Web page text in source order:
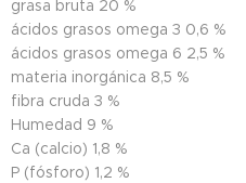
grasa bruta 20 %
ácidos grasos omega 3 0,6 %
ácidos grasos omega 6 2,5 %
materia inorgánica 8,5 %
fibra cruda 3 %
Humedad 9 %
Ca (calcio) 1,8 %
P (fósforo) 1,2 %